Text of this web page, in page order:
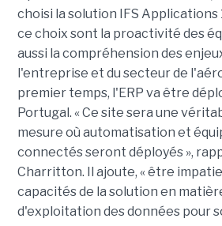
choisi la solution IFS Applications
ce choix sont la proactivité des
aussi la compréhension des
l'entreprise et du secteur de
premier temps, l'ERP va être
Portugal. « Ce site sera une
mesure où automatisation et
connectés seront déployés »,
Charritton. Il ajoute, « être
capacités de la solution en
d'exploitation des données pour